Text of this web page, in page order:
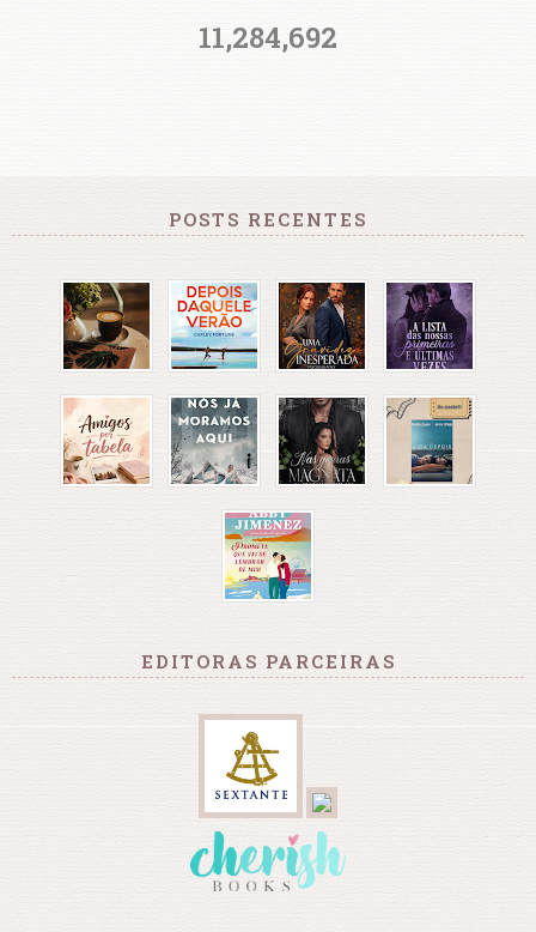
11,284,692
POSTS RECENTES
EDITORAS PARCEIRAS